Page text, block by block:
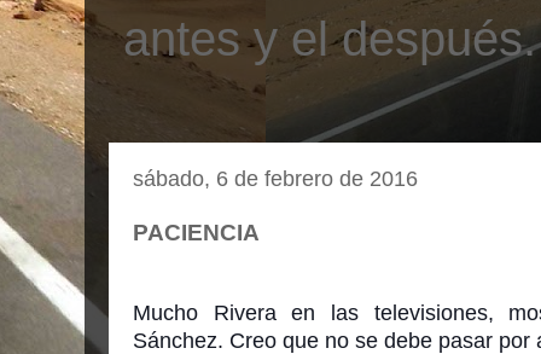
antes y el después.
sábado, 6 de febrero de 2016
PACIENCIA
Mucho Rivera en las televisiones,
Sánchez. Creo que no se debe pasar